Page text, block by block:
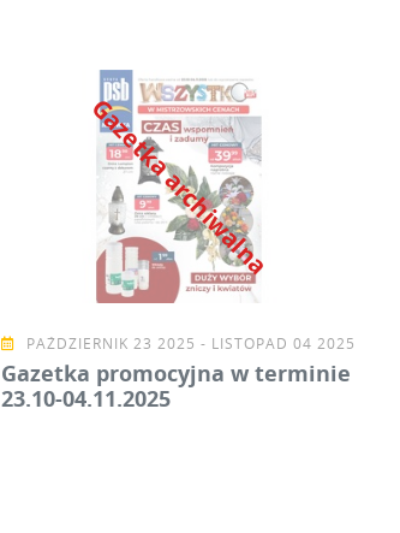
Gazetka archiwalna
PAŹDZIERNIK 23 2025 - LISTOPAD 04 2025
Gazetka promocyjna w terminie
23.10-04.11.2025